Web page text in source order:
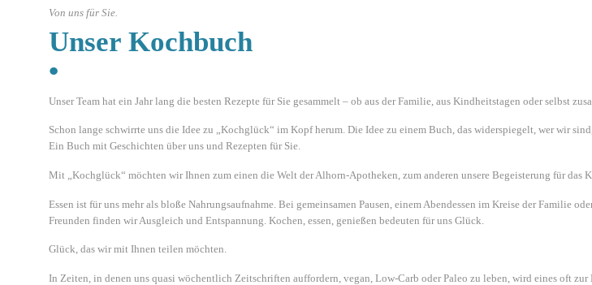
Von uns für Sie.
Unser Kochbuch
•
Unser Team hat ein Jahr lang die besten Rezepte für Sie gesammelt – ob aus der Familie, aus Kindheitstagen oder selbst
Schon lange schwirrte uns die Idee zu „Kochglück“ im Kopf herum. Die Idee zu einem Buch, das widerspiegelt, wer wir
Ein Buch mit Geschichten über uns und Rezepten für Sie.
Mit „Kochglück“ möchten wir Ihnen zum einen die Welt der Alhorn-Apotheken, zum anderen unsere Begeisterung für das
Essen ist für uns mehr als bloße Nahrungsaufnahme. Bei gemeinsamen Pausen, einem Abendessen im Kreise der Familie
Freunden finden wir Ausgleich und Entspannung. Kochen, essen, genießen bedeuten für uns Glück.
Glück, das wir mit Ihnen teilen möchten.
In Zeiten, in denen uns quasi wöchentlich Zeitschriften auffordern, vegan, Low-Carb oder Paleo zu leben, wird eines oft zur